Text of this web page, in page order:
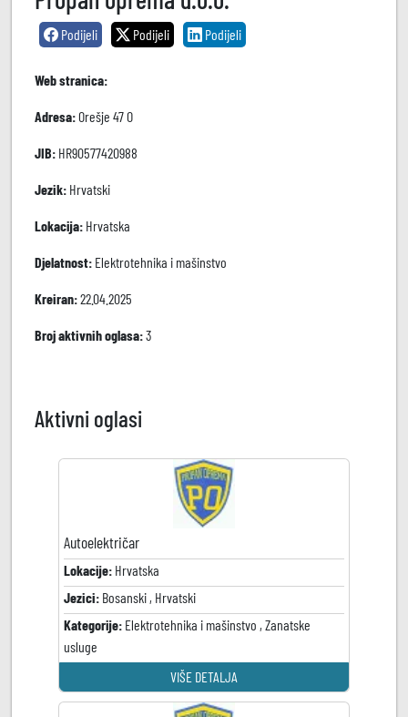
Podijeli Podijeli Podijeli
Web stranica:
Adresa:Orešje 47 O
JIB: HR90577420988
Jezik: Hrvatski
Lokacija: Hrvatska
Djelatnost: Elektrotehnika i mašinstvo
Kreiran:22.04.2025
Broj aktivnih oglasa:3
Aktivni oglasi
Autoelektričar
Lokacije: Hrvatska
Jezici: Bosanski , Hrvatski
Kategorije: Elektrotehnika i mašinstvo , Zanatske
usluge
VIŠE DETALJA